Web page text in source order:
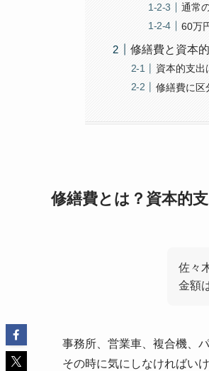
通常
60万
修繕費と資本
資本的支出
修繕費に区
修繕費とは？資本的
佐々
金額
事務所、営業車、複合機、
その時に気にしなければい